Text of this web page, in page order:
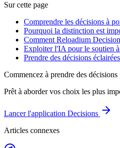
Sur cette page
Comprendre les décisions à
Pourquoi la distinction est
Comment Reloadium
Exploiter l'IA pour le soutien
Prendre des décisions
Commencez à prendre des
Prêt à aborder vos choix les plus
Lancer l'application Decisions
Articles connexes